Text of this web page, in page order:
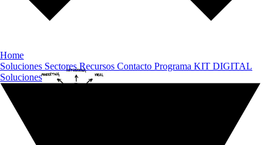
Home
Soluciones SectoresRecursos Contacto Programa KIT DIGITAL
Soluciones